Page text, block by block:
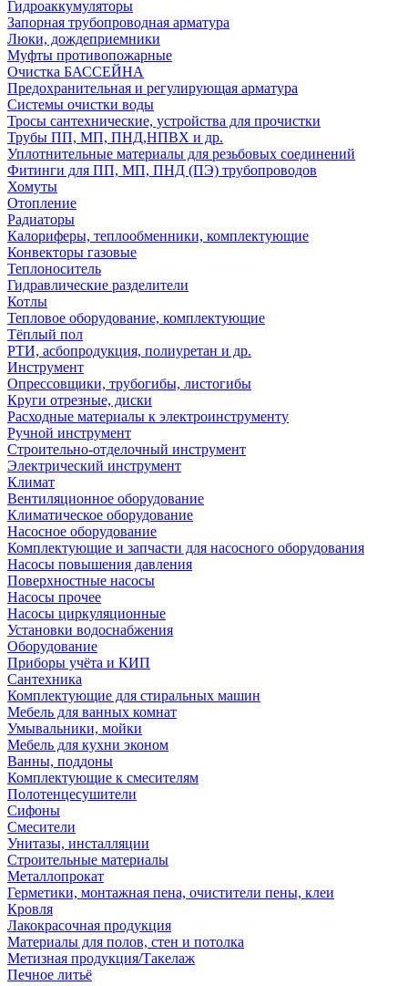
Гидроаккумуляторы
Запорная трубопроводная арматура
Люки, дождеприемники
Муфты противопожарные
Очистка БАССЕЙНА
Предохранительная и регулирующая арматура
Системы очистки воды
Тросы сантехнические, устройства для прочистки
Трубы ПП, МП, ПНД,НПВХ и др.
Уплотнительные материалы для резьбовых соединений
Фитинги для ПП, МП, ПНД (ПЭ) трубопроводов
Хомуты
Отопление
Радиаторы
Калориферы, теплообменники, комплектующие
Конвекторы газовые
Теплоноситель
Гидравлические разделители
Котлы
Тепловое оборудование, комплектующие
Тёплый пол
РТИ, асбопродукция, полиуретан и др.
Инструмент
Опрессовщики, трубогибы, листогибы
Круги отрезные, диски
Расходные материалы к электроинструменту
Ручной инструмент
Строительно-отделочный инструмент
Электрический инструмент
Климат
Вентиляционное оборудование
Климатическое оборудование
Насосное оборудование
Комплектующие и запчасти для насосного оборудования
Насосы повышения давления
Поверхностные насосы
Насосы прочее
Насосы циркуляционные
Установки водоснабжения
Оборудование
Приборы учёта и КИП
Сантехника
Комплектующие для стиральных машин
Мебель для ванных комнат
Умывальники, мойки
Мебель для кухни эконом
Ванны, поддоны
Комплектующие к смесителям
Полотенцесушители
Сифоны
Смесители
Унитазы, инсталляции
Строительные материалы
Металлопрокат
Герметики, монтажная пена, очистители пены, клеи
Кровля
Лакокрасочная продукция
Материалы для полов, стен и потолка
Метизная продукция/Такелаж
Печное литьё